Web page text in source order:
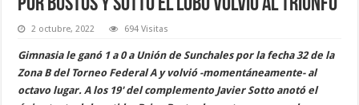
Por Bustos y Sotto el Lobo volvió al triunfo
2 octubre, 2022 694 Visitas
Gimnasia le ganó 1 a 0 a Unión de Sunchales por la fecha 32 de la
Zona B del Torneo Federal A y volvió -momentáneamente- al
octavo lugar. A los 19' del complemento Javier Sotto anotó el